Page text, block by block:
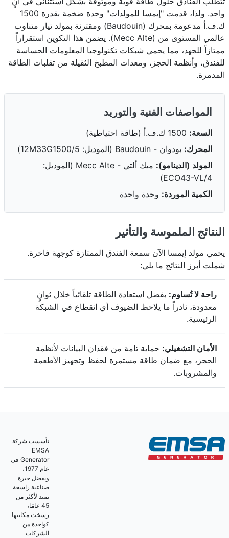
واحد. ولذا، قدمت "إيمسا للمولدات" وحدة ضخمة بقدرة 1500
ك.ف.أ مدعومة بمحرك (Baudouin) ومقترنة بمولد تيار متناوب
عالمي المستوى من (Mecc Alte). يضمن هذا التكوين استقراراً
ممتازاً للجهد، مما يحمي شبكات تكنولوجيا المعلومات الحساسة
للفندق، وأنظمة الحجز، ومعدات المطبخ الثقيلة من تقلبات الطاقة
المدمرة.
المواصفات الفنية والتوريد
السعة:
المحرك: بودوان - Baudouin (الموديل: 12M33G1500/5)
المولد (الدينامو):
ميك ألتي - Mecc Alte (الموديل:
ECO43-VL/4)
الكمية الموردة: وحدة واحدة
النتائج الملموسة والتأثير
يحمي مولد إيمسا الآن سمعة الفندق الممتازة كوجهة فاخرة.
شملت أبرز النتائج ما يلي:
راحة لا تُساوم: بفضل استعادة الطاقة تلقائياً خلال ثوانٍ
معدودة، نادراً ما يلاحظ الضيوف أي انقطاع في الشبكة
الرئيسية.
الأمان التشغيلي: حماية تامة من فقدان البيانات لأنظمة
الحجز، مع ضمان طاقة مستمرة لحفظ وتجهيز الأطعمة
والمشروبات.
تأسست شركة
EMSA
Generator في
عام 1977،
وبفضل خبرة
صناعية راسخة
تمتد لأكثر من
45 عامًا،
رسخت مكانتها
كواحدة من
الشركات